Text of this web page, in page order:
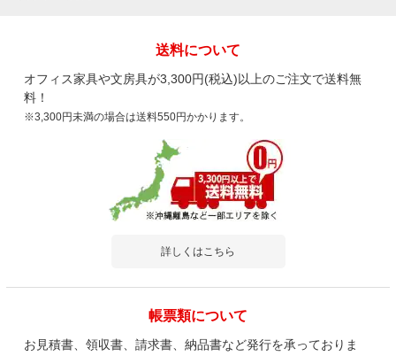
送料について
オフィス家具や文房具が3,300円(税込)以上のご注文で送料無
料！
※3,300円未満の場合は送料550円かかります。
詳しくはこちら
帳票類について
お見積書、領収書、請求書、納品書など発行を承っておりま